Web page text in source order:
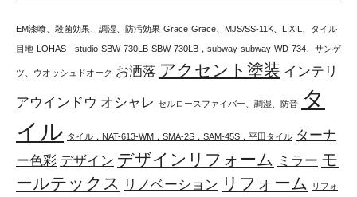
EM漆喰、殺菌効果、調湿、防汚効果 Grace Grace、MJS/SS-11K、LIXIL、タイル
目地 LOHAS studio SBW-730LB SBW-730LB，subway subway WD-734、サンゲ
ツ、ウオッシュドオーク お洒落 アクセント塗装 インテリ
アウインドウ オシャレ セルロースファイバー、調湿、防音 タ
イル タイル，NAT-613-WM，SMA-2S，SAM-45S，平田タイル ターナ
ー色彩 デザイン デザインリフォーム ミラー モ
ールテックス
リノベーション リフォーム リフォ